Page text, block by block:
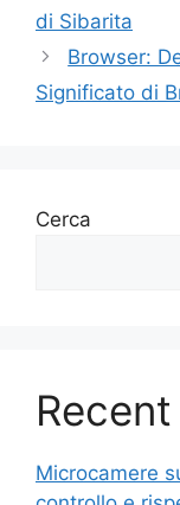
di Sibarita
Browser:
Significato di
Cerca
Microcamere